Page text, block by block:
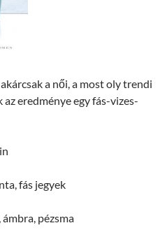
a női, a most oly trendi
eredménye egy fás-vizes-
fás jegyek
pézsma